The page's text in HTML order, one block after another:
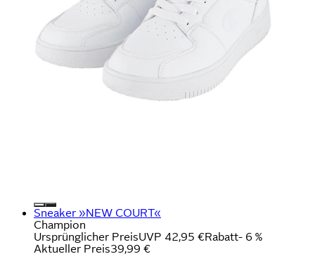
Sneaker »NEW COURT«
Champion
Ursprünglicher PreisUVP 42,95 €Rabatt- 6 %
Aktueller Preis39,99 €